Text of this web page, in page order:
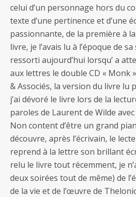
celui d’un personnage hors du
texte d’une pertinence et d’une
passionnante, de la première à
livre, je l’avais lu à l’époque de
ressorti aujourd’hui lorsqu’ a
aux lettres le double CD « Monk
& Associés, la version du livre lu
j’ai dévoré le livre lors de la
paroles de Laurent de Wilde
Non content d’être un grand
découvre, après l’écrivain, le
reprend à la lettre son brillant
relu le livre tout récemment, je
deux soirées tout de même) de
de la vie et de l’œuvre de